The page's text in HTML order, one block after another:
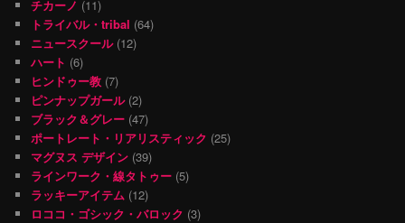
チカーノ (11)
トライバル・tribal (64)
ニュースクール(12)
ハート (6)
ヒンドゥー教 (7)
ピンナップガール(2)
ブラック＆グレー (47)
ポートレート・リアリスティック (25)
マグヌス デザイン (39)
ラインワーク・線タトゥー (5)
ラッキーアイテム (12)
ロココ・ゴシック・バロック (3)